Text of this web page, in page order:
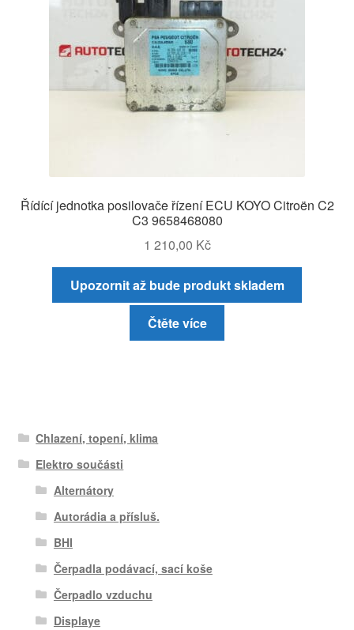
Řídící jednotka posilovače řízení ECU KOYO Citroën C2
C3 9658468080
1 210,00 Kč
Upozornit až bude produkt skladem
Čtěte více
Chlazení, topení, klima
Elektro součásti
Alternátory
Autorádia a přísluš.
BHI
Čerpadla podávací, sací koše
Čerpadlo vzduchu
Displaye